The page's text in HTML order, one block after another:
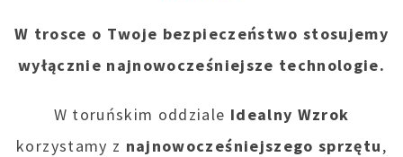
W trosce o Twoje bezpieczeństwo stosujemy
wyłącznie najnowocześniejsze technologie.
W toruńskim oddziale Idealny Wzrok
korzystamy z najnowocześniejszego sprzętu,